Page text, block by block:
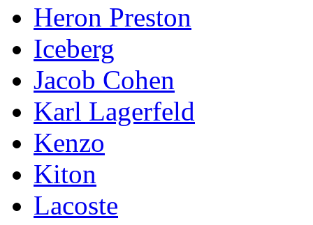
Heron Preston
Iceberg
Jacob Cohen
Karl Lagerfeld
Kenzo
Kiton
Lacoste